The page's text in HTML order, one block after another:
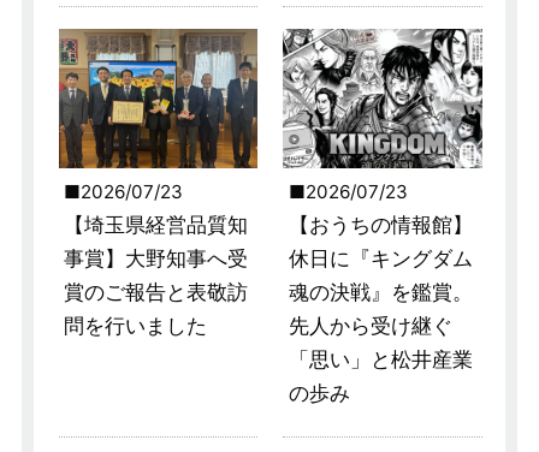
2026/07/23
【埼玉県経営品質知
事賞】大野知事へ受
賞のご報告と表敬訪
問を行いました
2026/07/23
【おうちの情報館】
休日に『キングダム
魂の決戦』を鑑賞。
先人から受け継ぐ
「思い」と松井産業
の歩み